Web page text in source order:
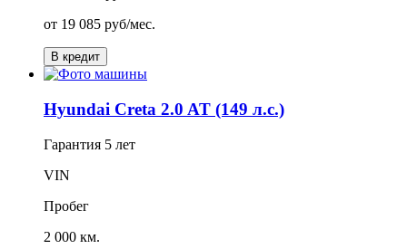
от 19 085 руб/мес.
В кредит
Hyundai Creta 2.0 AT (149 л.с.)
Гарантия 5 лет
VIN
Пробег
2 000 км.